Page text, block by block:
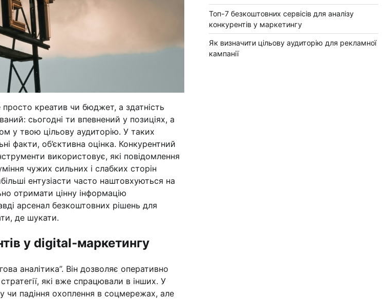
креатив чи бюджет, а здатність
сьогодні ти впевнений у позиціях, а
у твою цільову аудиторію. У таких
факти, об’єктивна оцінка. Конкурентний
використовує, які повідомлення
чужих сильних і слабких сторін
ентузіасти часто наштовхуються на
отримати цінну інформацію
арсенал безкоштовних рішень для
де шукати.
у digital-маркетингу
аналітика”. Він дозволяє оперативно
які вже спрацювали в інших. У
чи падіння охоплення в соцмережах, але
Топ-7 безкоштовних сервісів для аналізу
конкурентів у маркетингу
Як визначити цільову аудиторію для рекламної
кампанії